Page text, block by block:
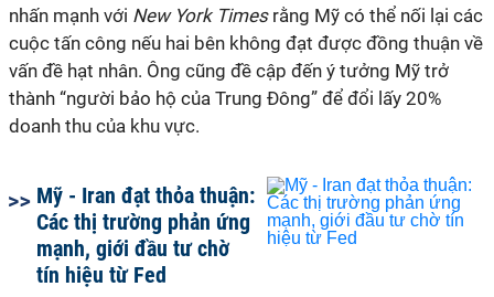
nhấn mạnh với New York Timesrằng Mỹ có thể nối lại các
cuộc tấn công nếu hai bên không đạt được đồng thuận về
vấn đề hạt nhân. Ông cũng đề cập đến ý tưởng Mỹ trở
thành “người bảo hộ của Trung Đông” để đổi lấy 20%
doanh thu của khu vực.
Mỹ - Iran đạt thỏa thuận:
Các thị trường phản ứng
mạnh, giới đầu tư chờ
tín hiệu từ Fed